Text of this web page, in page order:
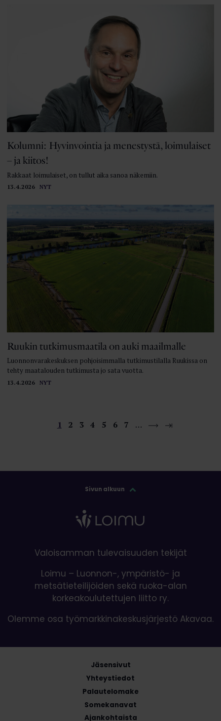
13.4.2026 NYT
Kolumni: Hyvinvointia ja menestystä, loimulaiset
– ja kiitos!
Rakkaat loimulaiset, on tullut aika sanoa näkemiin.
13.4.2026 NYT
Ruukin tutkimusmaatila on auki maailmalle
Luonnonvarakeskuksen pohjoisimmalla tutkimustilalla Ruukissa on
tehty maatalouden tutkimusta jo sata vuotta.
1 2 3 4 5 6 7 …
Sivun alkuun
Valoisamman tulevaisuuden tekijät
Loimu – Luonnon-, ympäristö- ja
metsätieteilijöiden sekä ruoka-alan
korkeakoulutettujen liitto ry.
Olemme osa työmarkkinakeskusjärjestö Akavaa.
Jäsensivut
Yhteystiedot
Palautelomake
Somekanavat
Ajankohtaista